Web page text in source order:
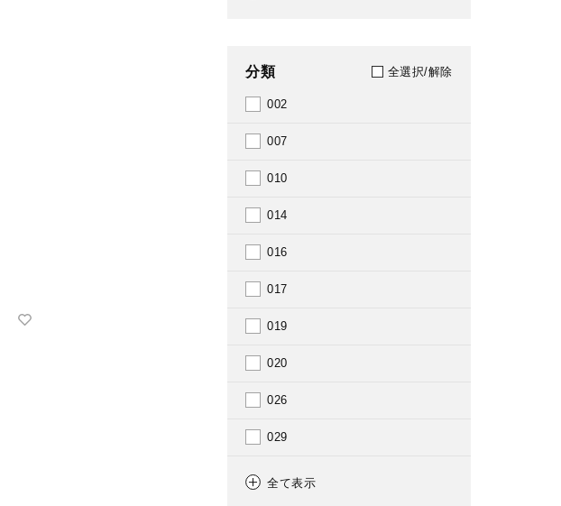
分類 全選択/解除
002
007
010
014
016
017
019
020
026
029
031
全て表示